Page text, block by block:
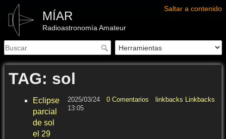
Saltar a contenido
MÍAR
Radioastronomía Amateur
TAG: sol
Eclipse
parcial
de sol
el 29
2025/03/24
13:05
0 Comentarios linkbacks Linkbacks